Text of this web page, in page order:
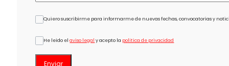
Quiero suscribirme para informarme de nuevas fechas, convocatorias y
He leído elaviso legal y acepto la política de privacidad
Enviar